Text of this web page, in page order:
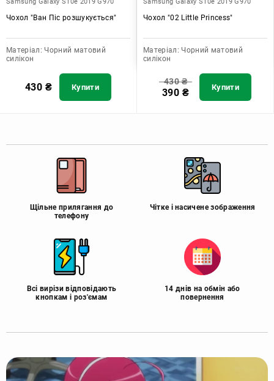
Чохол "Ван Піс розшукується"
Матеріал: Чорний матовий
силікон
430 ₴ Купити
Чохол "02 Little Princess"
Матеріал: Чорний матовий
силікон
430₴
390 ₴ Купити
Щільне прилягання до
телефону
Чітке і насичене зображення
Всі вирізи відповідають
кнопкам і роз'ємам
14 днів на обмін або
повернення